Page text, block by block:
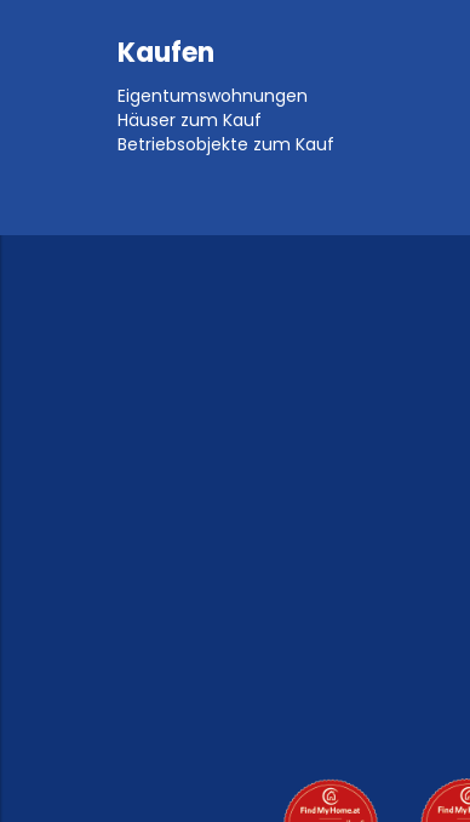
Kaufen
Eigentumswohnungen
Häuser zum Kauf
Betriebsobjekte zum Kauf